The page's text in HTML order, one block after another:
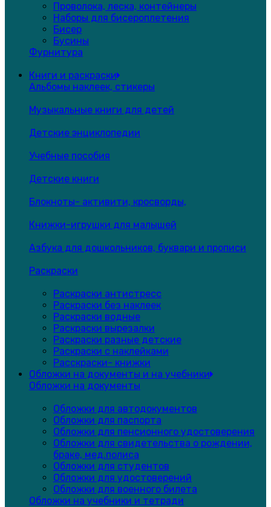
Проволока, леска, контейнеры
Наборы для бисероплетения
Бисер
Бусины
Фурнитура
Книги и раскраски
Альбомы наклеек, стикеры
Музыкальные книги для детей
Детские энциклопедии
Учебные пособия
Детские книги
Блокноты- активити, кросворды,
Книжки-игрушки для малышей
Азбука для дошкольников, буквари и прописи
Раскраски
Раскраски антистресс
Раскраски без наклеек
Раскраски водные
Раскраски вырезалки
Раскраски разные детские
Раскраски с наклейками
Расскраски- книжки
Обложки на документы и на учебники
Обложки на документы
Обложки для автодокументов
Обложки для паспорта
Обложки для пенсионного удостоверения
Обложки для свидетельства о рождении,
браке, мед.полиса
Обложки для студентов
Обложки для удостоверений
Обложки для военного билета
Обложки на учебники и тетради